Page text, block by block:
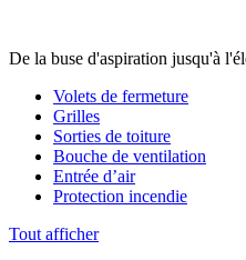
De la buse d'aspiration jusqu'à
Volets de fermeture
Grilles
Sorties de toiture
Bouche de ventilation
Entrée d’air
Protection incendie
Tout afficher